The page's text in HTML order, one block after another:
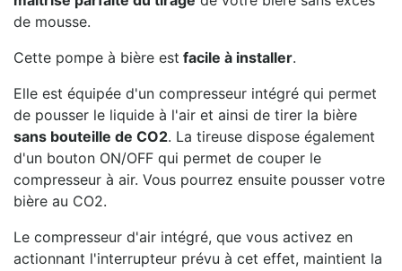
de mousse.
Cette pompe à bière est facile à installer.
Elle est équipée d'un compresseur intégré qui permet
de pousser le liquide à l'air et ainsi de tirer la bière
sans bouteille de CO2. La tireuse dispose également
d'un bouton ON/OFF qui permet de couper le
compresseur à air. Vous pourrez ensuite pousser votre
bière au CO2.
Le compresseur d'air intégré, que vous activez en
actionnant l'interrupteur prévu à cet effet, maintient la